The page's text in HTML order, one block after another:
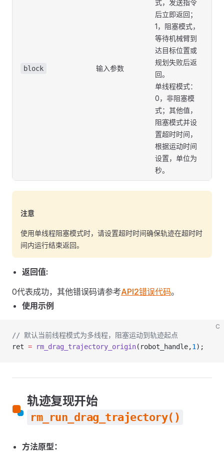
block 输入参数
式，发送指令
后立即返回；
1，阻塞模式，
等待机械臂到
达目标位置或
规划失败后返
回。
单线程模式：
0，非阻塞模
式；其他值，
阻塞模式并设
置超时时间，
根据运动时间
设置，单位为
秒。
注意
使用单线程阻塞模式时，请设置超时时间确保轨迹在超时时
间内运行结束返回。
返回值:
0代表成功，其他错误码请参考API2错误代码。
使用示例
C
// 默认当前线程模式为多线程，阻塞运动到轨迹起点
ret = rm_drag_trajectory_origin(robot_handle,1 );
轨迹复现开始
rm_run_drag_trajectory()
方法原型：